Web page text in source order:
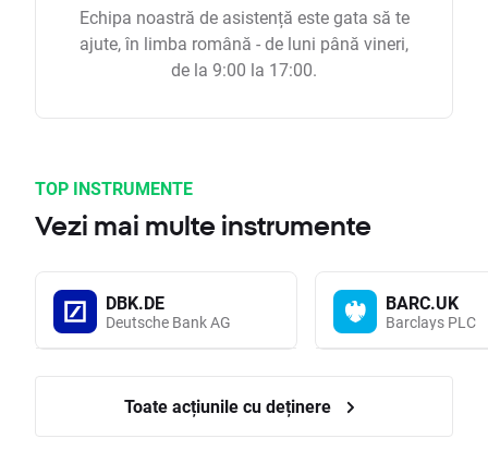
Echipa noastră de asistență este gata să te
ajute, în limba română - de luni până vineri,
de la 9:00 la 17:00.
TOP INSTRUMENTE
Vezi mai multe instrumente
DBK.DE
Deutsche Bank AG
BARC.UK
Barclays PLC
Toate acțiunile cu deținere